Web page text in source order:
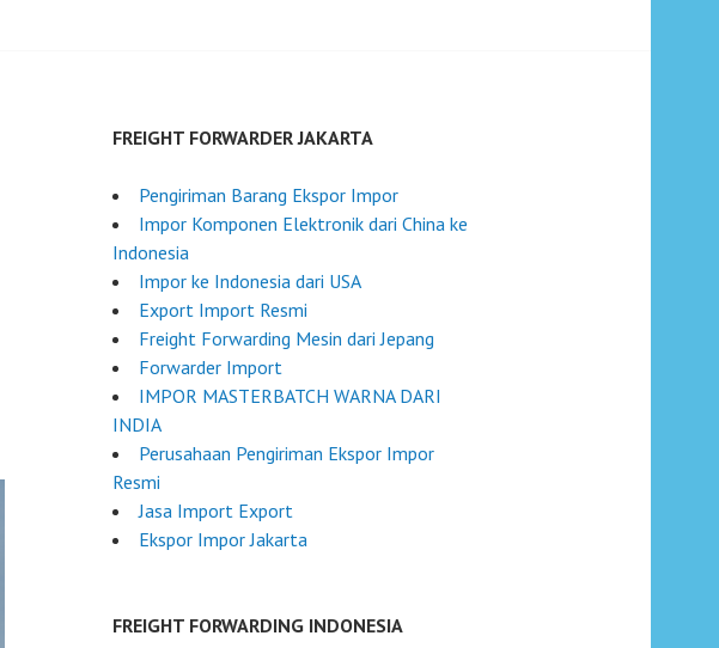
FREIGHT FORWARDER JAKARTA
Pengiriman Barang Ekspor Impor
Impor Komponen Elektronik dari China ke
Indonesia
Impor ke Indonesia dari USA
Export Import Resmi
Freight Forwarding Mesin dari Jepang
Forwarder Import
IMPOR MASTERBATCH WARNA DARI
INDIA
Perusahaan Pengiriman Ekspor Impor
Resmi
Jasa Import Export
Ekspor Impor Jakarta
FREIGHT FORWARDING INDONESIA